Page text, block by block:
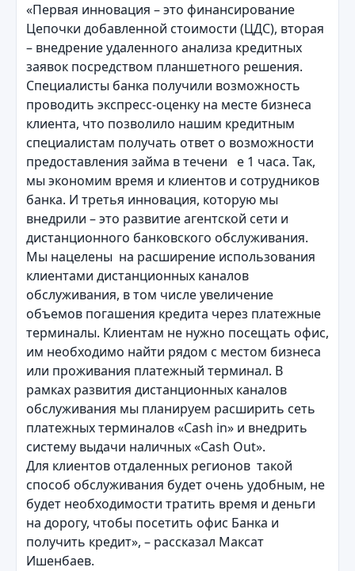
«Первая инновация – это финансирование
Цепочки добавленной стоимости (ЦДС), вторая
– внедрение удаленного анализа кредитных
заявок посредством планшетного решения.
Специалисты банка получили возможность
проводить экспресс-оценку на месте бизнеса
клиента, что позволило нашим кредитным
специалистам получать ответ о возможности
предоставления займа в течени е 1 часа. Так,
мы экономим время и клиентов и сотрудников
банка. И третья инновация, которую мы
внедрили – это развитие агентской сети и
дистанционного банковского обслуживания.
Мы нацелены на расширение использования
клиентами дистанционных каналов
обслуживания, в том числе увеличение
объемов погашения кредита через платежные
терминалы. Клиентам не нужно посещать офис,
им необходимо найти рядом с местом бизнеса
или проживания платежный терминал. В
рамках развития дистанционных каналов
обслуживания мы планируем расширить сеть
платежных терминалов «Cash in» и внедрить
систему выдачи наличных «Cash Out».
Для клиентов отдаленных регионов такой
способ обслуживания будет очень удобным, не
будет необходимости тратить время и деньги
на дорогу, чтобы посетить офис Банка и
получить кредит», – рассказал Максат
Ишенбаев.